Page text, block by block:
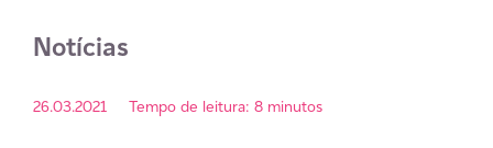
Notícias
26.03.2021 Tempo de leitura: 8 minutos